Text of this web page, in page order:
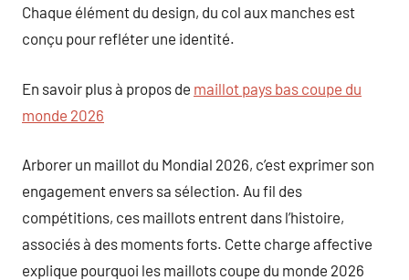
Chaque élément du design, du col aux manches est
conçu pour refléter une identité.
En savoir plus à propos de maillot pays bas coupe du
monde 2026
Arborer un maillot du Mondial 2026, c’est exprimer son
engagement envers sa sélection. Au fil des
compétitions, ces maillots entrent dans l’histoire,
associés à des moments forts. Cette charge affective
explique pourquoi les maillots coupe du monde 2026